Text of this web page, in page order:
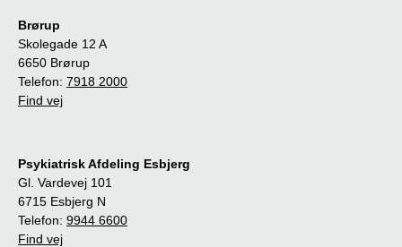
Brørup
Skolegade 12 A
6650 Brørup
Telefon: 7918 2000
Find vej
Psykiatrisk Afdeling Esbjerg
Gl. Vardevej 101
6715 Esbjerg N
Telefon: 9944 6600
Find vej